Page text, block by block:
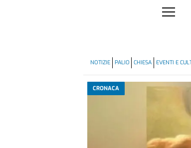
NOTIZIE PALIO CHIESA EVENTI E
CRONACA